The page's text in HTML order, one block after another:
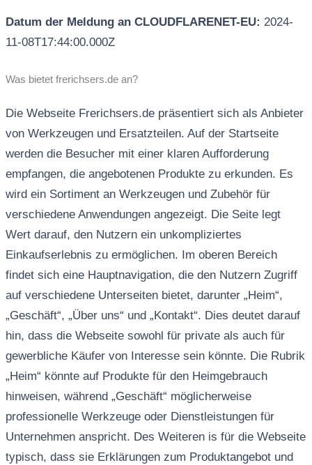
Datum der Meldung an CLOUDFLARENET-EU: 2024-
11-08T17:44:00.000Z
Was bietet frerichsers.de an?
Die Webseite Frerichsers.de präsentiert sich als Anbieter
von Werkzeugen und Ersatzteilen. Auf der Startseite
werden die Besucher mit einer klaren Aufforderung
empfangen, die angebotenen Produkte zu erkunden. Es
wird ein Sortiment an Werkzeugen und Zubehör für
verschiedene Anwendungen angezeigt. Die Seite legt
Wert darauf, den Nutzern ein unkompliziertes
Einkaufserlebnis zu ermöglichen. Im oberen Bereich
findet sich eine Hauptnavigation, die den Nutzern Zugriff
auf verschiedene Unterseiten bietet, darunter „Heim“,
„Geschäft“, „Über uns“ und „Kontakt“. Dies deutet darauf
hin, dass die Webseite sowohl für private als auch für
gewerbliche Käufer von Interesse sein könnte. Die Rubrik
„Heim“ könnte auf Produkte für den Heimgebrauch
hinweisen, während „Geschäft“ möglicherweise
professionelle Werkzeuge oder Dienstleistungen für
Unternehmen anspricht. Des Weiteren is für die Webseite
typisch, dass sie Erklärungen zum Produktangebot und